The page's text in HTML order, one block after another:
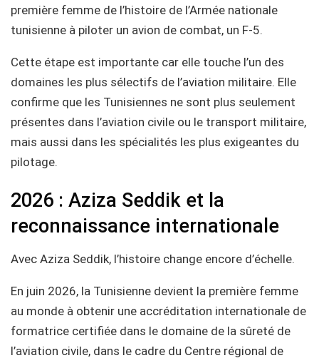
première femme de l’histoire de l’Armée nationale
tunisienne à piloter un avion de combat, un F-5.
Cette étape est importante car elle touche l’un des
domaines les plus sélectifs de l’aviation militaire. Elle
confirme que les Tunisiennes ne sont plus seulement
présentes dans l’aviation civile ou le transport militaire,
mais aussi dans les spécialités les plus exigeantes du
pilotage.
2026 : Aziza Seddik et la
reconnaissance internationale
Avec Aziza Seddik, l’histoire change encore d’échelle.
En juin 2026, la Tunisienne devient la première femme
au monde à obtenir une accréditation internationale de
formatrice certifiée dans le domaine de la sûreté de
l’aviation civile, dans le cadre du Centre régional de